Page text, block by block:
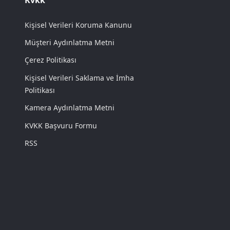
Kişisel Verileri Koruma Kanunu
Müşteri Aydınlatma Metni
Çerez Politikası
Kişisel Verileri Saklama ve İmha
Politikası
Kamera Aydınlatma Metni
KVKK Başvuru Formu
RSS